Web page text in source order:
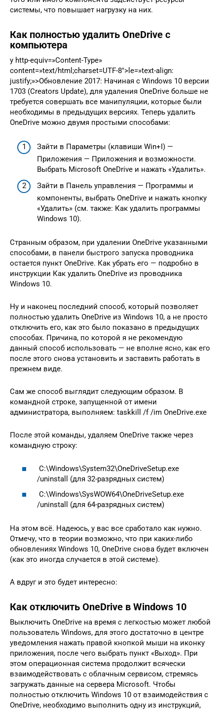
системы, что повышает нагрузку на них.
Как полностью удалить OneDrive с
компьютера
y http-equiv=»Content-Type»
content=»text/html;charset=UTF-8″>le=»text-align:
justify;»>Обновление 2017: Начиная с Windows 10 версии
1703 (Creators Update), для удаления OneDrive больше не
требуется совершать все манипуляции, которые были
необходимы в предыдущих версиях. Теперь удалить
OneDrive можно двумя простыми способами:
Зайти в Параметры (клавиши Win+I) —
Приложения — Приложения и возможности.
Выбрать Microsoft OneDrive и нажать «Удалить».
Зайти в Панель управления — Программы и
компоненты, выбрать OneDrive и нажать кнопку
«Удалить» (см. также: Как удалить программы
Windows 10).
Странным образом, при удалении OneDrive указанными
способами, в панели быстрого запуска проводника
остается пункт OneDrive. Как убрать его — подробно в
инструкции Как удалить OneDrive из проводника
Windows 10.
Ну и наконец последний способ, который позволяет
полностью удалить OneDrive из Windows 10, а не просто
отключить его, как это было показано в предыдущих
способах. Причина, по которой я не рекомендую
данный способ использовать — не вполне ясно, как его
после этого снова установить и заставить работать в
прежнем виде.
Сам же способ выглядит следующим образом. В
командной строке, запущенной от имени
администратора, выполняем: taskkill /f /im OneDrive.exe
После этой команды, удаляем OneDrive также через
командную строку:
C:\Windows\System32\OneDriveSetup.exe
/uninstall (для 32-разрядных систем)
C:\Windows\SysWOW64\OneDriveSetup.exe
/uninstall (для 64-разрядных систем)
На этом всё. Надеюсь, у вас все сработало как нужно.
Отмечу, что в теории возможно, что при каких-либо
обновлениях Windows 10, OneDrive снова будет включен
(как это иногда случается в этой системе).
А вдруг и это будет интересно:
Как отключить OneDrive в Windows 10
Выключить OneDrive на время с легкостью может любой
пользователь Windows, для этого достаточно в центре
уведомления нажать правой кнопкой мыши на иконку
приложения, после чего выбрать пункт «Выход». При
этом операционная система продолжит всячески
взаимодействовать с облачным сервисом, стремясь
загружать данные на сервера Microsoft. Чтобы
полностью отключить Windows 10 от взаимодействия с
OneDrive, необходимо выполнить одну из инструкций,